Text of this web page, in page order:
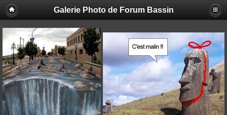
Galerie Photo de Forum Bassin